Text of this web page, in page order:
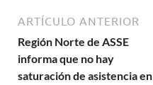
ARTÍCULO ANTERIOR
Región Norte de ASSE
informa que no hay
saturación de asistencia en